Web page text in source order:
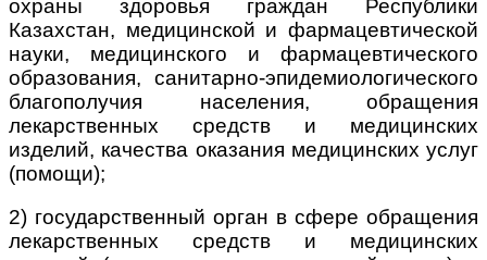
охраны здоровья граждан Республики
Казахстан, медицинской и фармацевтической
науки, медицинского и фармацевтического
образования, санитарно-эпидемиологического
благополучия населения, обращения
лекарственных средств и медицинских
изделий, качества оказания медицинских услуг
(помощи);
2) государственный орган в сфере обращения
лекарственных средств и медицинских